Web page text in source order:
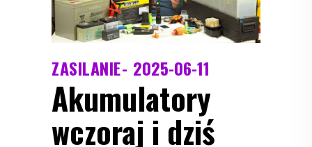
ZASILANIE 2025-06-11
Akumulatory
wczoraj i dziś